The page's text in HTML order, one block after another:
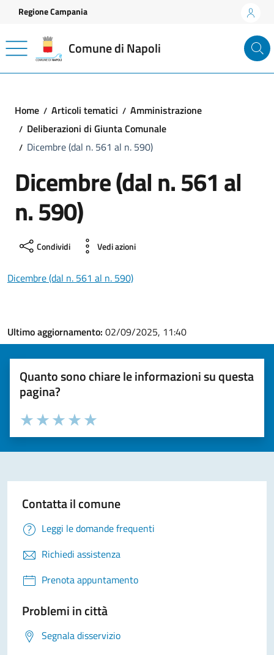
Vai ai contenuti
Vai al footer
Regione Campania
Comune di Napoli
Home Articoli tematici
Amministrazione
Deliberazioni di Giunta Comunale
Dicembre (dal n. 561 al n. 590)
Dicembre (dal n. 561 al
n. 590)
Condividi Vedi azioni
Dicembre (dal n. 561 al n. 590)
Ultimo aggiornamento: 02/09/2025, 11:40
Quanto sono chiare le informazioni su questa
pagina?
Valuta la chiarezza delle informazioni (da 1 a 5 stelle)
Seleziona il numero di stelle per valutare la chiarezza delle
Valuta 5 stelle su 5
Valuta 4 stelle su 5
Valuta 3 stelle su 5
Valuta 2 stelle su 5
Valuta 1 stelle su 5
Contatta il comune
Leggi le domande frequenti
Richiedi assistenza
Prenota appuntamento
Problemi in città
Segnala disservizio